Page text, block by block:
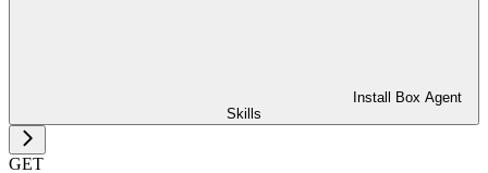
Install Box Agent
Skills
GET